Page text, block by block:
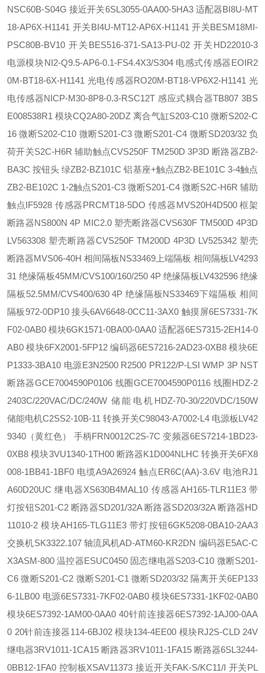
NSC60B-S04G 接近开关6SL3055-0AA00-5HA3 适配器BI8U-MT
18-AP6X-H1141 开关BI4U-MT12-AP6X-H1141 开关BESM18MI-
PSC80B-BV10 开关 BES516-371-SA13-PU-02 开关 HD22010-3
电源模块NI2-Q9.5-AP6-0.1-FS4.4X3/S304 电感式传感器EOIR2
0M-BT18-6X-H1141 光电传感器RO20M-BT18-VP6X2-H1141 光
电传感器NICP-M30-8P8-0.3-RSC12T 感应式耦合器TB807 3BS
E008538R1 模块CQ2A80-20DZ 离合气缸S203-C10 微断S202-C
16 微断S202-C10 微断S201-C3 微断S201-C4 微断SD203/32 负
荷开关S2C-H6R 辅助触点CVS250F TM250D 3P3D 断路器ZB2-
BA3C 按钮头 绿ZB2-BZ101C 铝基座+触点ZB2-BE101C 3-4触点
ZB2-BE102C 1-2触点S201-C3 微断S201-C4 微断S2C-H6R 辅助
触点IF5928 传感器PRCMT18-5DO 传感器MVS20H4D500 框架
断路器NS800N 4P MIC2.0 塑壳断路器CVS630F TM500D 4P3D
LV563308 塑壳断路器CVS250F TM200D 4P3D LV525342 塑壳
断路器MVS06-40H 相间隔板NS33469上端隔板 相间隔板LV4293
31 绝缘隔板45MM/CVS100/160/250 4P 绝缘隔板LV432596 绝缘
隔板52.5MM/CVS400/630 4P 绝缘隔板NS33469下端隔板 相间
隔板972-0DP10 接头6AV6648-0CC11-3AX0 触摸屏6ES7331-7K
F02-0AB0 模块6GK1571-0BA00-0AA0 适配器6ES7315-2EH14-0
AB0 模块6FX2001-5FP12 编码器6ES7216-2AD23-0XB8 模块6E
P1333-3BA10 电源E3N2500 R2500 PR122/P-LSI WMP 3P NST
断路器GCE7004590P0106 线圈GCE7004590P0116 线圈 HDZ-2
2403C/220VAC/DC/240W 储能电机 HDZ-70-30/220VDC/150W
储能电机C2SS2-10B-11 转换开关C98043-A7002-L4 电源板LV42
9340（黄红色） 手柄FRN0012C2S-7C 变频器6ES7214-1BD23-
0XB8 模块3VU1340-1TH00 断路器K1D004NLHC 转换开关6FX8
008-1BB41-1BF0 电缆A9A26924 触点ER6C(AA)-3.6V 电池RJ1
A60D20UC 继电器XS630B4MAL10 传感器AH165-TLR11E3 带
灯按钮S201-C2 断路器SD201/32A 断路器SD203/32A 断路器HD
11010-2 模块AH165-TLG11E3 带灯按钮6GK5208-0BA10-2AA3
交换机SK3322.107 轴流风机AD-ATM60-KR2DN 编码器E5AC-C
X3ASM-800 温控器ESUC0450 固态继电器S203-C10 微断S201-
C6 微断S201-C2 微断S201-C1 微断SD203/32 隔离开关6EP133
6-1LB00 电源6ES7331-7KF02-0AB0 模块6ES7331-1KF02-0AB0
模块6ES7392-1AM00-0AA0 40针前连接器6ES7392-1AJ00-0AA
0 20针前连接器114-6BJ02 模块134-4EE00 模块RJ2S-CLD 24V
继电器3RV1011-1CA15 断路器3RV1011-1FA15 断路器6SL3244-
0BB12-1FA0 控制板XSAV11373 接近开关FAK-S/KC11/I 开关PL